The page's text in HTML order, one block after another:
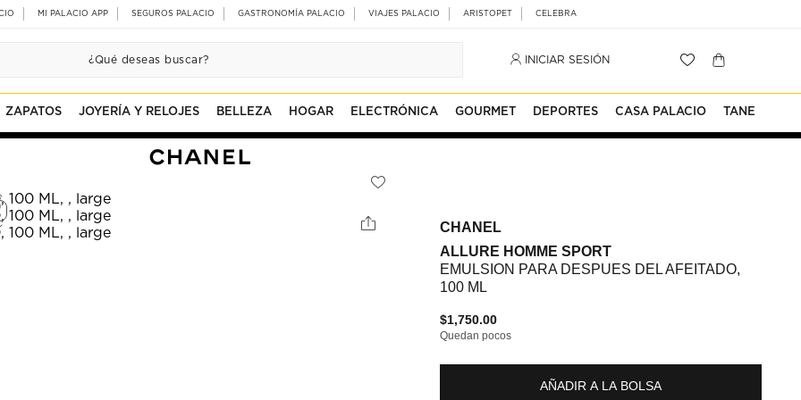
MI PALACIO APP SEGUROS PALACIO GASTRONOMÍA PALACIO VIAJES PALACIO ARISTOPET CELEBRA
INICIAR SESIÓN
ZAPATOS JOYERÍA Y RELOJES BELLEZA HOGAR ELECTRÓNICA GOURMET DEPORTES CASA PALACIO TANE
CHANEL
ALLURE HOMME SPORT
EMULSION PARA DESPUES DEL AFEITADO,
100 ML
$1,750.00
Quedan pocos
AÑADIR A LA BOLSA